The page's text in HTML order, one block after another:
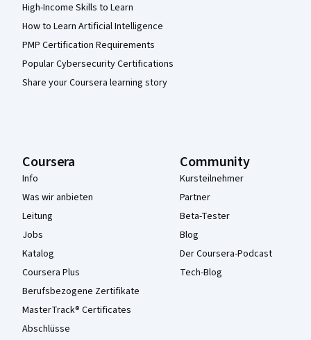
High-Income Skills to Learn
How to Learn Artificial Intelligence
PMP Certification Requirements
Popular Cybersecurity Certifications
Share your Coursera learning story
Coursera
Info
Was wir anbieten
Leitung
Jobs
Katalog
Coursera Plus
Berufsbezogene Zertifikate
MasterTrack® Certificates
Abschlüsse
Community
Kursteilnehmer
Partner
Beta-Tester
Blog
Der Coursera-Podcast
Tech-Blog